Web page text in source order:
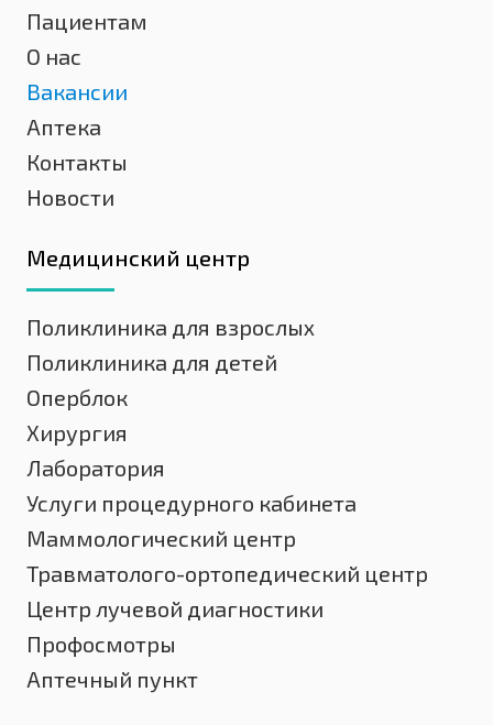
Пациентам
О нас
Вакансии
Аптека
Контакты
Новости
Медицинский центр
Поликлиника для взрослых
Поликлиника для детей
Оперблок
Хирургия
Лаборатория
Услуги процедурного кабинета
Маммологический центр
Травматолого-ортопедический центр
Центр лучевой диагностики
Профосмотры
Аптечный пункт